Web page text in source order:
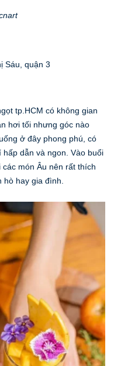
Sáu, quận 3
tp.HCM có không gian
hơi tối nhưng góc nào
ở đây phong phú, có
dẫn và ngon. Vào buổi
món Âu nên rất thích
hò hay gia đình.